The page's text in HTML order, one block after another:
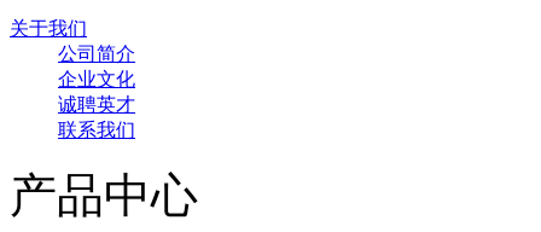
关于我们
公司简介
企业文化
诚聘英才
联系我们
产品中心